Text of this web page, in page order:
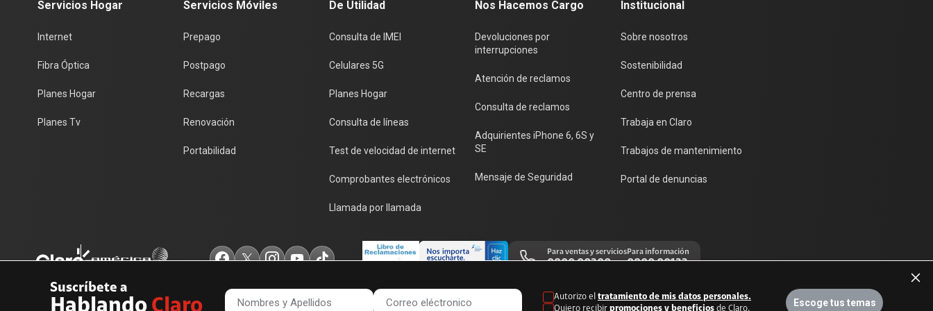
Suscríbete a
Autorizo el tratamiento de mis datos personales.
Quiero recibir promociones y beneficios de Claro.
Escoge tus temasAyuda
Servicios Hogar
Internet
Fibra Óptica
Planes Hogar
Planes Tv
Servicios Móviles
Prepago
Postpago
Recargas
Renovación
Portabilidad
De Utilidad
Consulta de IMEI
Celulares 5G
Planes Hogar
Consulta de líneas
Test de velocidad de internet
Comprobantes electrónicos
Llamada por llamada
Nos Hacemos Cargo
Devoluciones por
interrupciones
Atención de reclamos
Consulta de reclamos
Adquirientes iPhone 6, 6S y
SE
Mensaje de Seguridad
Institucional
Sobre nosotros
Sostenibilidad
Centro de prensa
Trabaja en Claro
Trabajos de mantenimiento
Portal de denuncias
Para ventas y servicios
0800 00200
Para información
0800 00123